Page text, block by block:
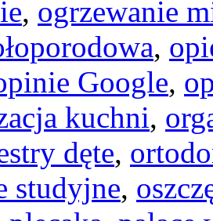
, ogrzewanie
,
Google,
kuchni,
dęte,
studyjne,